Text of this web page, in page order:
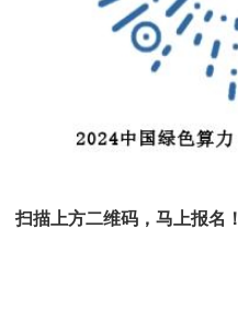
扫描上方二维码，马上报名！